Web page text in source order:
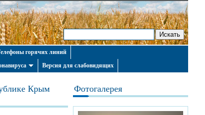
горячих линий
Версия для слабовидящих
Крым
Фотогалерея